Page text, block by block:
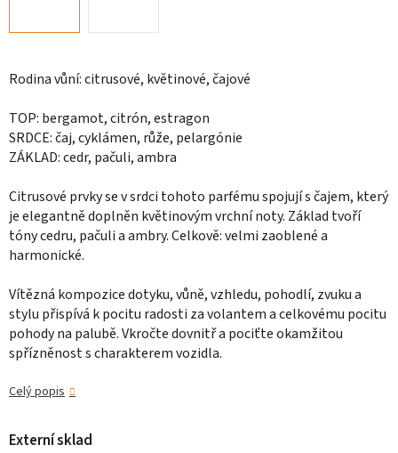
Rodina vůní: citrusové, květinové, čajové
TOP: bergamot, citrón, estragon
SRDCE: čaj, cyklámen, růže, pelargónie
ZÁKLAD: cedr, pačuli, ambra
Citrusové prvky se v srdci tohoto parfému spojují s čajem, který
je elegantně doplněn květinovým vrchní noty. Základ tvoří
tóny cedru, pačuli a ambry.Celkově: velmi zaoblené a
harmonické.
Vítězná kompozice dotyku, vůně, vzhledu, pohodlí, zvuku a
stylu přispívá k pocitu radosti za volantem a celkovému pocitu
pohody na palubě.Vkročte dovnitř a pociťte okamžitou
spřízněnost s charakterem vozidla.
Celý popis
Externí sklad